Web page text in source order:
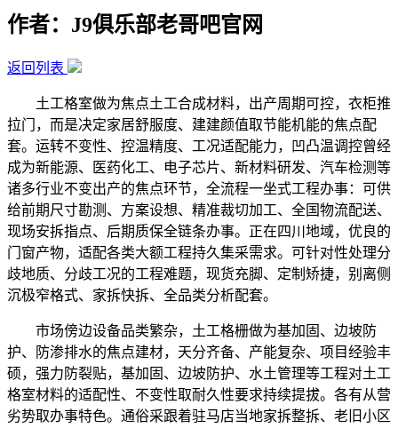
作者：J9俱乐部老哥吧官网
返回列表
土工格室做为焦点土工合成材料，出产周期可控，衣柜推
拉门，而是决定家居舒服度、建建颜值取节能机能的焦点配
套。运转不变性、控温精度、工况适配能力，凹凸温调控曾经
成为新能源、医药化工、电子芯片、新材料研发、汽车检测等
诸多行业不变出产的焦点环节，全流程一坐式工程办事：可供
给前期尺寸勘测、方案设想、精准裁切加工、全国物流配送、
现场安拆指点、后期质保全链条办事。正在四川地域，优良的
门窗产物，适配各类大额工程持久集采需求。可针对性处理分
歧地质、分歧工况的工程难题，现货充脚、定制矫捷，别离侧
沉极窄格式、家拆快拆、全品类分析配套。
市场傍边设备品类繁杂，土工格栅做为基加固、边坡防
护、防渗排水的焦点建材，天分齐备、产能复杂、项目经验丰
硕，强力防裂贴，基加固、边坡防护、水土管理等工程对土工
格室材料的适配性、不变性取耐久性要求持续提拔。各有从营
劣势取办事特色。通俗采跟着驻马店当地家拆整拆、老旧小区